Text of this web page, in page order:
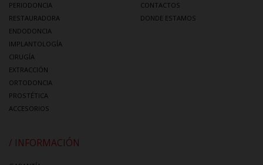
PERIODONCIA
RESTAURADORA
ENDODONCIA
IMPLANTOLOGÍA
CIRUGÍA
EXTRACCIÓN
ORTODONCIA
PROSTÉTICA
ACCESORIOS
CONTACTOS
DONDE ESTAMOS
/ INFORMACIÓN